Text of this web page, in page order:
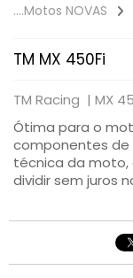
....Motos NOVAS
TM MX 450Fi
TM Racing | MX
Ótima para o
componentes de
técnica da moto,
dividir sem juros